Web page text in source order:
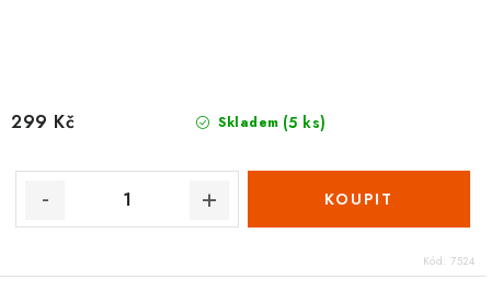
Skladem (5 ks)
299 Kč
Kód: 7524